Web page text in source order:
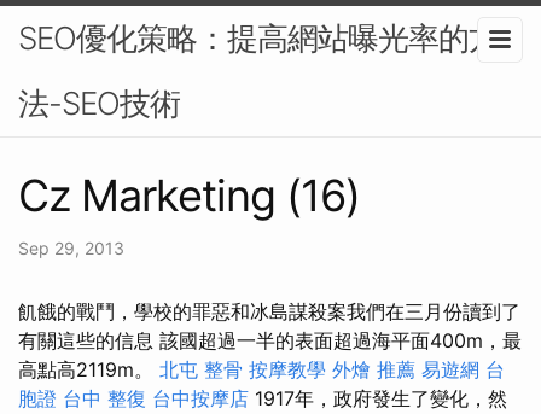
SEO優化策略：提高網站曝光率的方
法-SEO技術
Cz Marketing (16)
Sep 29, 2013
飢餓的戰鬥，學校的罪惡和冰島謀殺案我們在三月份讀到了
有關這些的信息 該國超過一半的表面超過海平面400m，最
高點高2119m。 北屯 整骨 按摩教學 外燴 推薦 易遊網 台
胞證 台中 整復 台中按摩店 1917年，政府發生了變化，然